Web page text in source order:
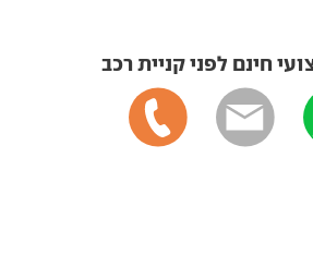
חינם לפני קניית רכב